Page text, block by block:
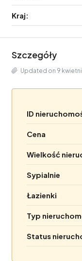
Kraj:
Szczegóły
Updated on 9
ID
Cena
Wielkość
Sypialnie
Łazienki
Typ
Status